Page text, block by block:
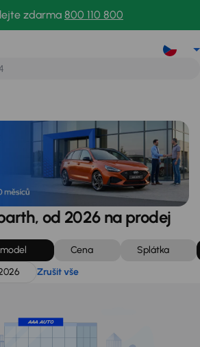
zdarma 800 110 800
od 2026 na prodej
Cena
Splátka
Zrušit vše